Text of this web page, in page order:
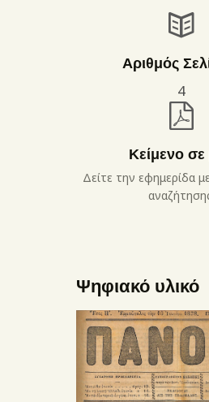
Αριθμός
4
Κείμενο
Δείτε την εφημερίδα
Ψηφιακό υλικό